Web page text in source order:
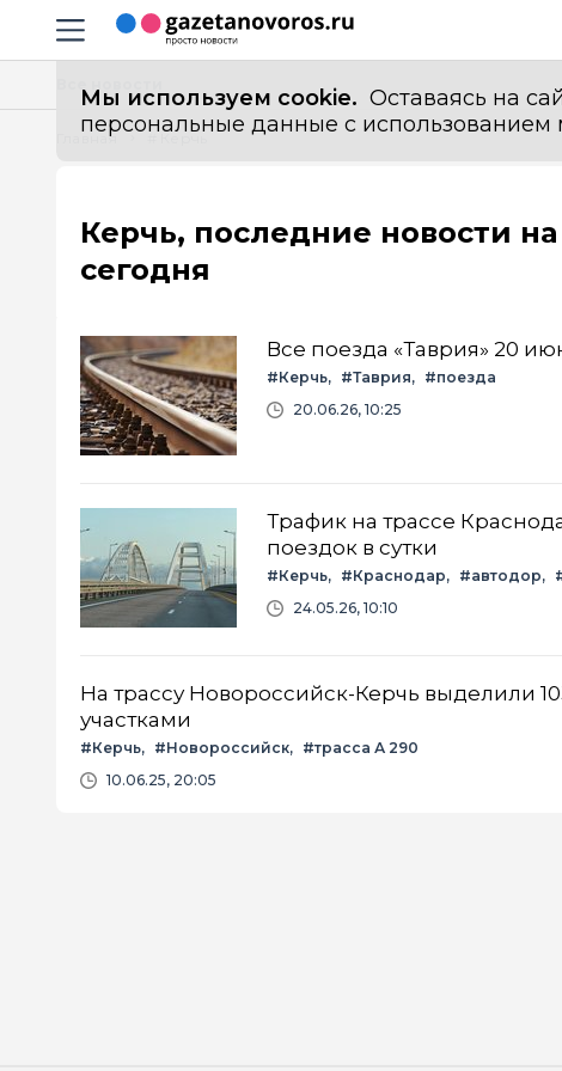
Навигация сайта
Мы используем cookie. Оставаясь на
персональные данные с
Главная # Керчь
Керчь, последние новости на
сегодня
Все поезда «Таврия» 20
#Керчь #Таврия
#поезда
20.06.26, 10:25
Трафик на трассе
поездок в сутки
#Керчь #Краснодар #автодор
24.05.26, 10:10
На трассу Новороссийск-Керчь выделили
участками
#Керчь #Новороссийск
#трасса А 290
10.06.25, 20:05